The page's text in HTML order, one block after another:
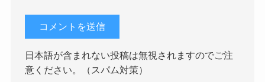
日本語が含まれない投稿は無視されますのでご注
意ください。（スパム対策）